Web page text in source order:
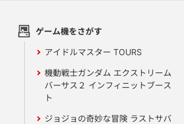
ゲーム機をさがす
アイドルマスター TOURS
機動戦士ガンダム エクストリーム
バーサス２ インフィニットブース
ト
ジョジョの奇妙な冒険 ラストサバ